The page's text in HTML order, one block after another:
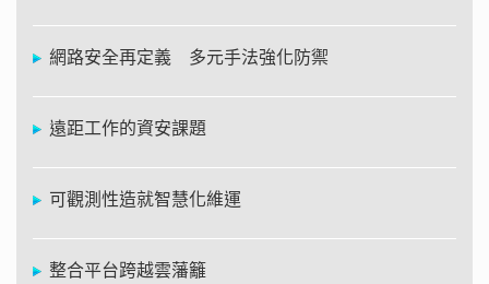
網路安全再定義 多元手法強化防禦
遠距工作的資安課題
可觀測性造就智慧化維運
整合平台跨越雲藩籬